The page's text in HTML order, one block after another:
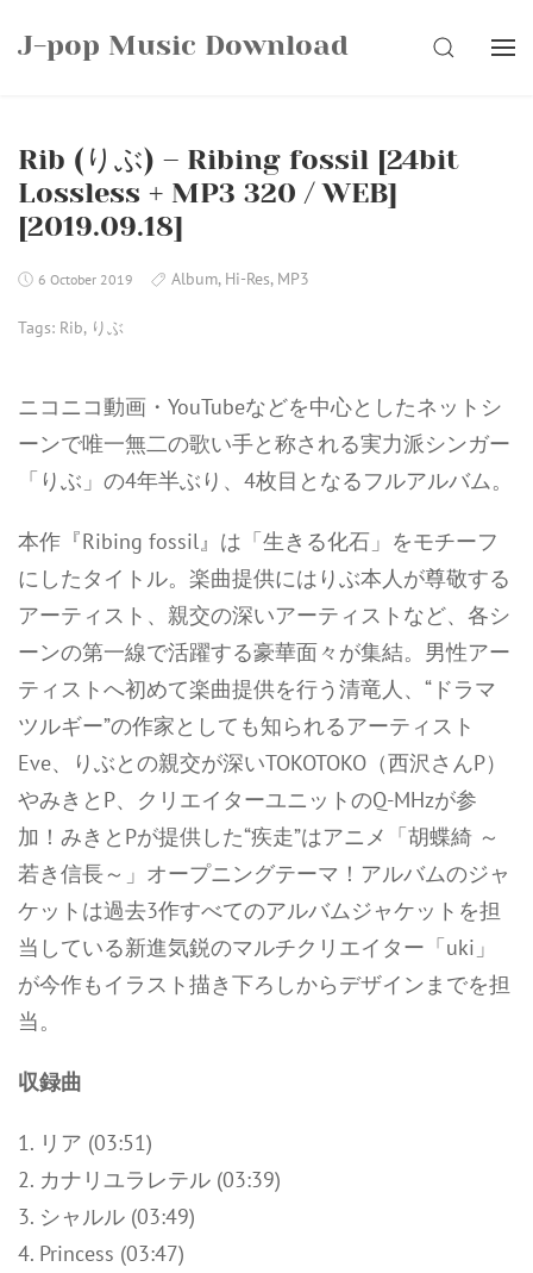
J-pop Music Download SEARCH
Rib (りぶ) – Ribing fossil [24bit
Lossless + MP3 320 / WEB]
[2019.09.18]
6 October 2019 Album, Hi-Res, MP3
Tags: Rib, りぶ
ニコニコ動画・YouTubeなどを中心としたネットシ
ーンで唯一無二の歌い手と称される実力派シンガー
「りぶ」の4年半ぶり、4枚目となるフルアルバム。
本作『Ribing fossil』は「生きる化石」をモチーフ
にしたタイトル。楽曲提供にはりぶ本人が尊敬する
アーティスト、親交の深いアーティストなど、各シ
ーンの第一線で活躍する豪華面々が集結。男性アー
ティストへ初めて楽曲提供を行う清竜人、“ドラマ
ツルギー”の作家としても知られるアーティスト
Eve、りぶとの親交が深いTOKOTOKO（西沢さんP）
やみきとP、クリエイターユニットのQ-MHzが参
加！みきとPが提供した“疾走”はアニメ「胡蝶綺 ～
若き信長～」オープニングテーマ！アルバムのジャ
ケットは過去3作すべてのアルバムジャケットを担
当している新進気鋭のマルチクリエイター「uki」
が今作もイラスト描き下ろしからデザインまでを担
当。
収録曲
1. リア (03:51)
2. カナリユラレテル (03:39)
3. シャルル (03:49)
4. Princess (03:47)